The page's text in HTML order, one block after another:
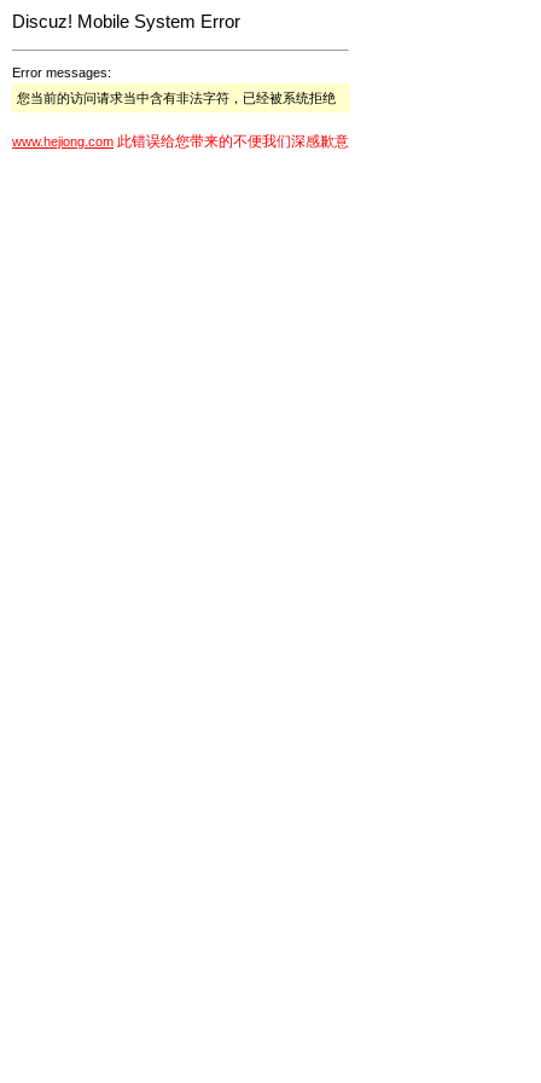
Discuz! Mobile System Error
Error messages:
您当前的访问请求当中含有非法字符，已经被系统拒绝
www.hejiong.com 此错误给您带来的不便我们深感歉意